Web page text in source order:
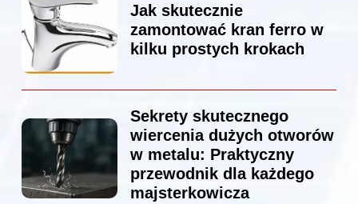
Jak skutecznie
zamontować kran ferro w
kilku prostych krokach
Sekrety skutecznego
wiercenia dużych otworów
w metalu: Praktyczny
przewodnik dla każdego
majsterkowicza